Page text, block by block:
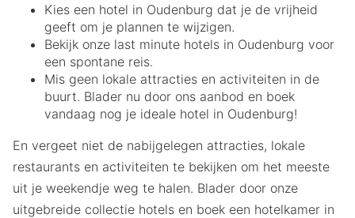
Kies een hotel in Oudenburg dat je de vrijheid
geeft om je plannen te wijzigen.
Bekijk onze last minute hotels in Oudenburg voor
een spontane reis.
Mis geen lokale attracties en activiteiten in de
buurt. Blader nu door ons aanbod en boek
vandaag nog je ideale hotel in Oudenburg!
En vergeet niet de nabijgelegen attracties, lokale
restaurants en activiteiten te bekijken om het meeste
uit je weekendje weg te halen. Blader door onze
uitgebreide collectie hotels en boek een hotelkamer in